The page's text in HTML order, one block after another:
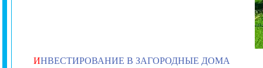
ИНВЕСТИРОВАНИЕ В ЗАГОРОДНЫЕ ДОМА